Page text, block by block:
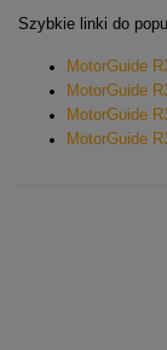
Szybkie linki do
MotorGuide
MotorGuide
MotorGuide
MotorGuide